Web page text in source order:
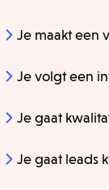
Je maakt een
Je volgt een
Je gaat
Je gaat leads